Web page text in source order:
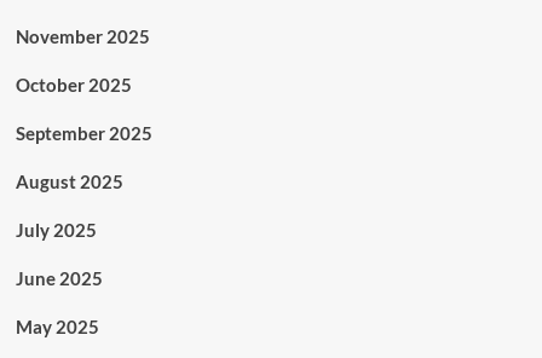
November 2025
October 2025
September 2025
August 2025
July 2025
June 2025
May 2025